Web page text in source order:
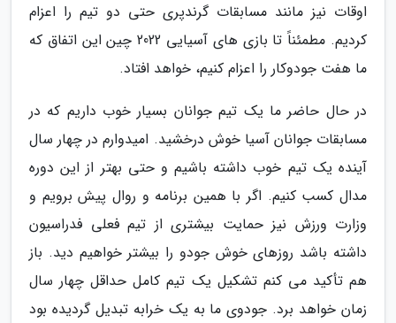
اوقات نیز مانند مسابقات گرندپری حتی دو تیم را اعزام
کردیم. مطمئناً تا بازی های آسیایی 2022 چین این اتفاق که
ما هفت جودوکار را اعزام کنیم، خواهد افتاد.
در حال حاضر ما یک تیم جوانان بسیار خوب داریم که در
مسابقات جوانان آسیا خوش درخشید. امیدوارم در چهار سال
آینده یک تیم خوب داشته باشیم و حتی بهتر از این دوره
مدال کسب کنیم. اگر با همین برنامه و روال پیش برویم و
وزارت ورزش نیز حمایت بیشتری از تیم فعلی فدراسیون
داشته باشد روزهای خوش جودو را بیشتر خواهیم دید. باز
هم تأکید می کنم تشکیل یک تیم کامل حداقل چهار سال
زمان خواهد برد. جودوی ما به یک خرابه تبدیل گردیده بود